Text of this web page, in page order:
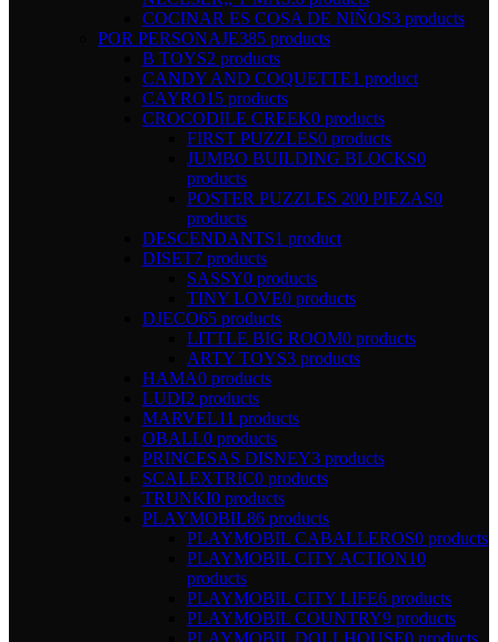
COCINAR ES COSA DE NIÑOS3 products
POR PERSONAJE385 products
B TOYS2 products
CANDY AND COQUETTE1 product
CAYRO15 products
CROCODILE CREEK0 products
FIRST PUZZLES0 products
JUMBO BUILDING BLOCKS0
products
POSTER PUZZLES 200 PIEZAS0
products
DESCENDANTS1 product
DISET7 products
SASSY0 products
TINY LOVE0 products
DJECO65 products
LITTLE BIG ROOM0 products
ARTY TOYS3 products
HAMA0 products
LUDI2 products
MARVEL11 products
OBALL0 products
PRINCESAS DISNEY3 products
SCALEXTRIC0 products
TRUNKI0 products
PLAYMOBIL86 products
PLAYMOBIL CABALLEROS0 products
PLAYMOBIL CITY ACTION10
products
PLAYMOBIL CITY LIFE6 products
PLAYMOBIL COUNTRY9 products
PLAYMOBIL DOLLHOUSE0 products